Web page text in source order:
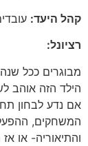
קהל היעד:
רציונל:
מבוגרים ככל
הילד הזה אוהב
אם נדע לבחון
המשחקים,
והתיאוריה- או